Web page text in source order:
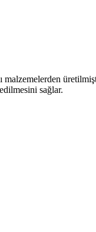
malzemelerden
sağlar.